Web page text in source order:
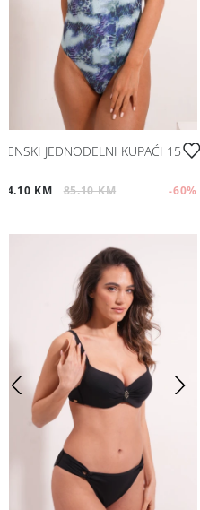
ŽENSKI JEDNODELNI KUPAĆI 15
34.10 KM 85.10 KM -60%